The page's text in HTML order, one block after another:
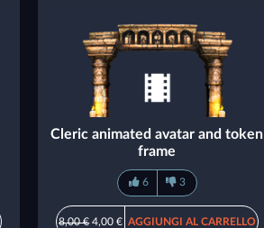
Cleric animated avatar and token
frame
6 3
8,00 €4,00 € AGGIUNGI AL CARRELLO